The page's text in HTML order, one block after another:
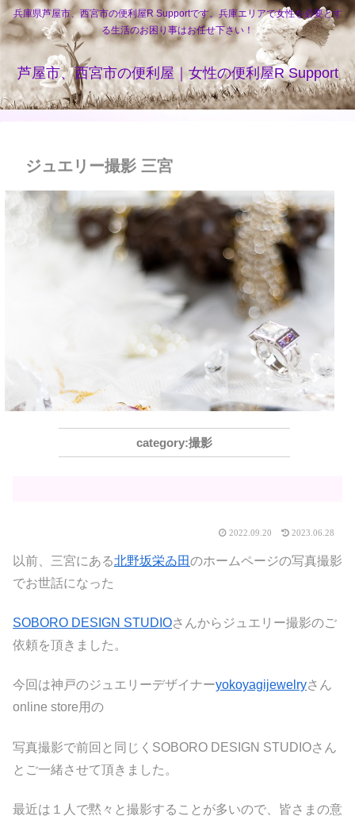
兵庫県芦屋市、西宮市の便利屋R Supportです。兵庫エリアで女性を必要とす
る生活のお困り事はお任せ下さい！
芦屋市、西宮市の便利屋｜女性の便利屋R Support
ジュエリー撮影 三宮
撮影
2022.09.20 2023.06.28
以前、三宮にある北野坂栄ゐ田のホームページの写真撮影
でお世話になった
SOBORO DESIGN STUDIOさんからジュエリー撮影のご
依頼を頂きました。
今回は神戸のジュエリーデザイナーyokoyagijewelryさん
online store用の
写真撮影で前回と同じくSOBORO DESIGN STUDIOさん
とご一緒させて頂きました。
最近は１人で黙々と撮影することが多いので、皆さまの意